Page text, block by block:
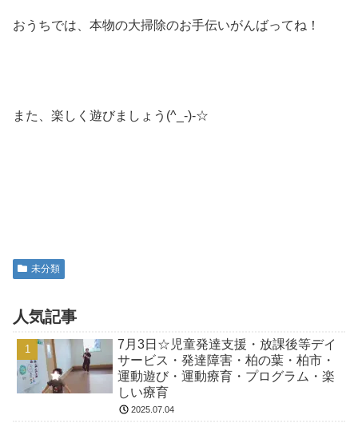
おうちでは、本物の大掃除のお手伝いがんばってね！
また、楽しく遊びましょう(^_-)-☆
未分類
人気記事
7月3日☆児童発達支援・放課後等デイ
サービス・発達障害・柏の葉・柏市・
運動遊び・運動療育・プログラム・楽
しい療育
2025.07.04